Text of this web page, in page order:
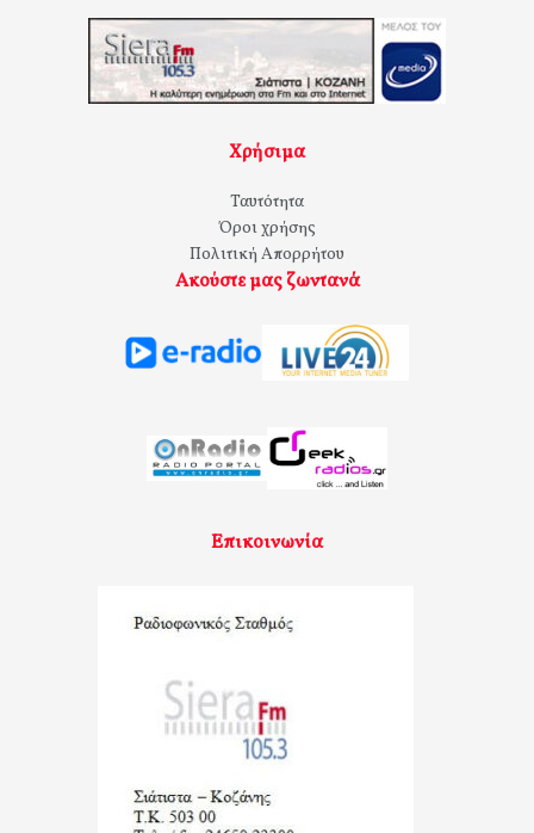
Χρήσιμα
Ταυτότητα
Όροι χρήσης
Πολιτική Απορρήτου
Ακούστε μας ζωντανά
Επικοινωνία